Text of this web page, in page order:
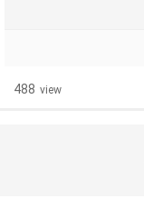
488 view